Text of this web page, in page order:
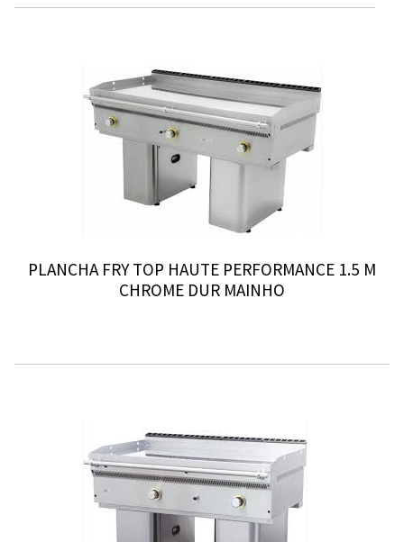
PLANCHA FRY TOP HAUTE PERFORMANCE 1.5 M
CHROME DUR MAINHO